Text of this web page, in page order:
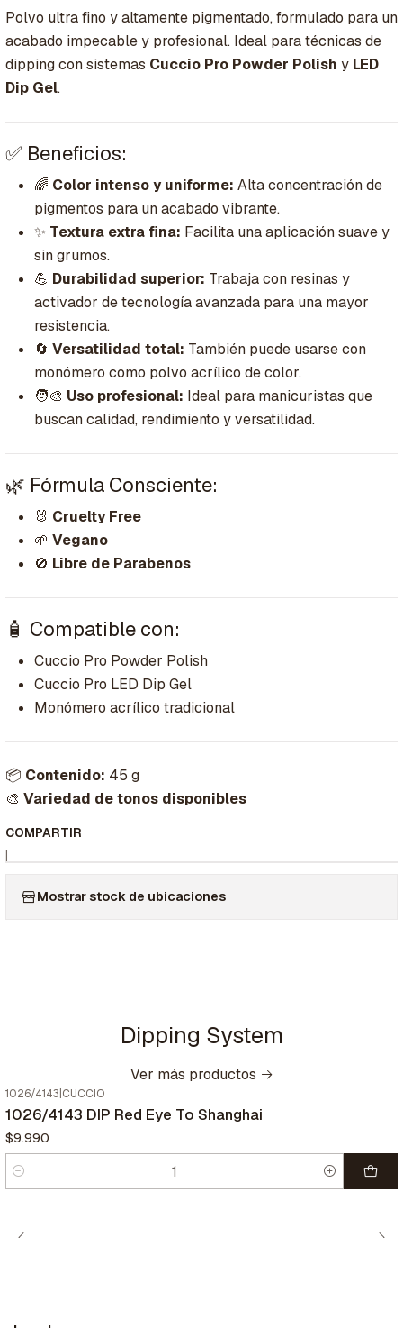
Polvo ultra fino y altamente pigmentado, formulado para un
acabado impecable y profesional. Ideal para técnicas de
dipping con sistemas Cuccio Pro Powder Polish y LED
Dip Gel.
✅ Beneficios:
🌈 Color intenso y uniforme: Alta concentración de
pigmentos para un acabado vibrante.
✨ Textura extra fina: Facilita una aplicación suave y
sin grumos.
💪 Durabilidad superior: Trabaja con resinas y
activador de tecnología avanzada para una mayor
resistencia.
🔄 Versatilidad total: También puede usarse con
monómero como polvo acrílico de color.
🧑‍🎨 Uso profesional: Ideal para manicuristas que
buscan calidad, rendimiento y versatilidad.
🌿 Fórmula Consciente:
🐰 Cruelty Free
🌱 Vegano
🚫 Libre de Parabenos
🧴 Compatible con:
Cuccio Pro Powder Polish
Cuccio Pro LED Dip Gel
Monómero acrílico tradicional
📦 Contenido: 45 g
🎨 Variedad de tonos disponibles
COMPARTIR
|
Mostrar stock de ubicaciones
Dipping System
Ver más productos
1026/4143 CUCCIO
1026/4143 DIP Red Eye To Shanghai
$9.990
Cantidad